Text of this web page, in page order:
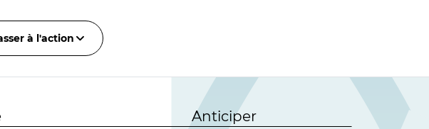
à l'action
Anticiper